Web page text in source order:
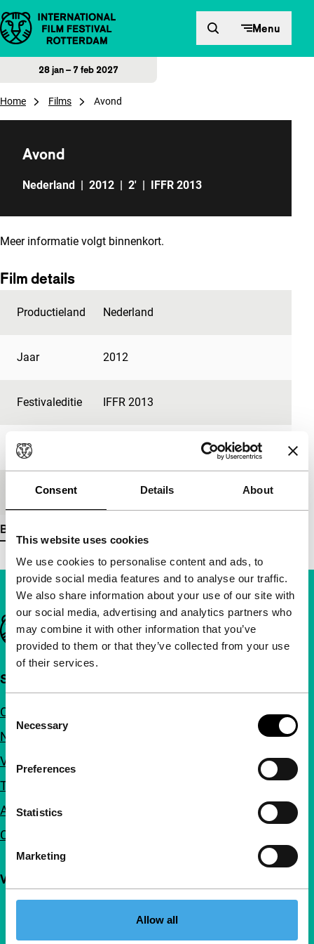
Consent Details About
This website uses cookies
We use cookies to personalise content and ads, to
provide social media features and to analyse our traffic.
We also share information about your use of our site with
our social media, advertising and analytics partners who
may combine it with other information that you’ve
provided to them or that they’ve collected from your use
of their services.
Consent
Selection
Necessary
Preferences
Statistics
Marketing
Allow all
Direct naar inhoud Menu
28 jan – 7 feb 2027
Home Films Avond
Avond
Nederland | 2012 | 2' | IFFR 2013
Meer informatie volgt binnenkort.
Film details
Productieland Nederland
Jaar 2012
Festivaleditie IFFR 2013
Lengte
Medium/Formaat
Bekijk meer details
Belangrijke links
Snel naar
Over ons
Nieuwsbrieven
Veelgestelde vragen
Toegankelijkheid
Adverteren
Contact
Volg IFFR